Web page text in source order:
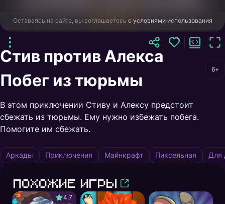
Оставаясь на сайте, вы соглашаетесь с условиями использования
Стив против Алекса
Побег из тюрьмы
6+
В этом приключении Стиву и Алексу предстоит
сбежать из тюрьмы. Ему нужно избежать побега.
Помогите им сбежать.
Аркады Приключения Майнкрафт Пиксельная Для
Похожие игры
4,7